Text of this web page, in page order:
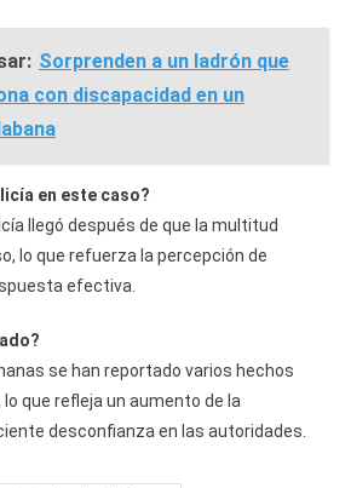
Sorprenden a un ladrón que
con discapacidad en un
en este caso?
llegó después de que la multitud
lo que refuerza la percepción de
efectiva.
se han reportado varios hechos
que refleja un aumento de la
desconfianza en las autoridades.